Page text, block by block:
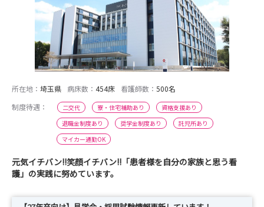
所在地： 埼玉県 病床数： 454床 看護師数： 500名
制度待遇：
二交代 寮・住宅補助あり
資格支援あり
退職金制度あり
奨学金制度あり
託児所あり
マイカー通勤OK
元気イチバン!!笑顔イチバン!!「患者様を自分の家族と思う看
護」の実践に努めています。